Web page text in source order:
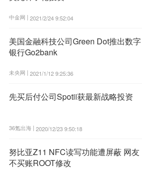
中金网 | 2021/2/24 9:52:04
美国金融科技公司Green Dot推出数字
银行Go2bank
未央网 | 2021/1/12 9:25:36
先买后付公司Spotii获最新战略投资
36氪出海 | 2020/12/23 9:50:18
努比亚Z11 NFC读写功能遭屏蔽 网友
不买账ROOT修改